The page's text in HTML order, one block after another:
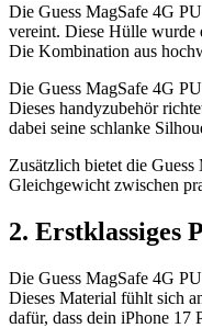
Die Guess MagSafe 4G
vereint. Diese Hülle wurde
Die Kombination aus
Die Guess MagSafe 4G
Dieses handyzubehör
dabei seine schlanke
Zusätzlich bietet die
Gleichgewicht zwischen
2. Erstklassiges
Die Guess MagSafe 4G
Dieses Material fühlt sich
dafür, dass dein iPhone 17